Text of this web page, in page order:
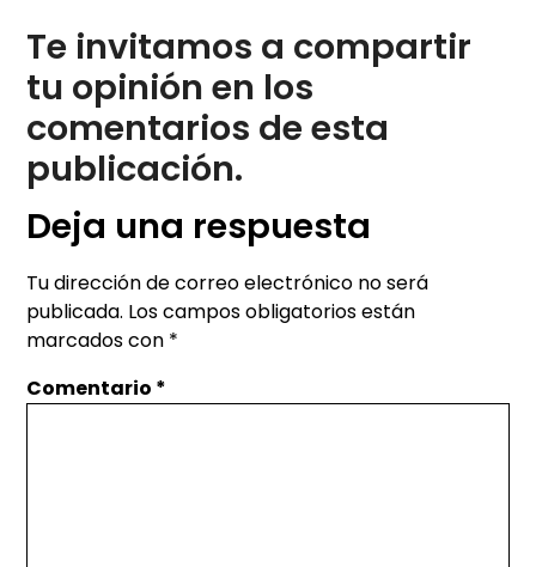
Te invitamos a compartir
tu opinión en los
comentarios de esta
publicación.
Deja una respuesta
Tu dirección de correo electrónico no será
publicada. Los campos obligatorios están
marcados con *
Comentario *